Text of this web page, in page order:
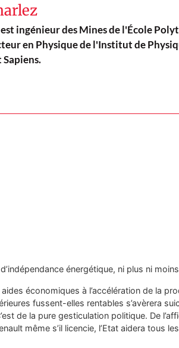
ingénieur des Mines de l'École
en Physique de l'Institut de
énergétique, ni plus ni
économiques à l’accélération de la
fussent-elles rentables s’avèrera
de la pure gesticulation politique. De
même s’il licencie, l’Etat aidera tous